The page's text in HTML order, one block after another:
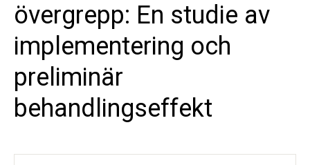
övergrepp: En studie av
implementering och
preliminär
behandlingseffekt